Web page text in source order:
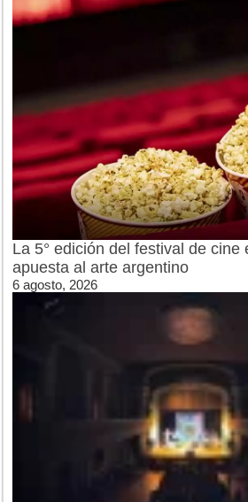
La 5° edición del festival de cine
apuesta al arte argentino
6 agosto, 2026